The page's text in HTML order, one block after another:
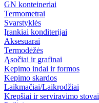
GN konteineriai
Termometrai
Svarstyklės
Įrankiai konditerijai
Aksesuarai
Termodėžės
Ąsočiai ir grafinai
Kepimo indai ir formos
Kepimo skardos
Laikmačiai/Laikrodžiai
Krepšiai ir serviravimo stovai